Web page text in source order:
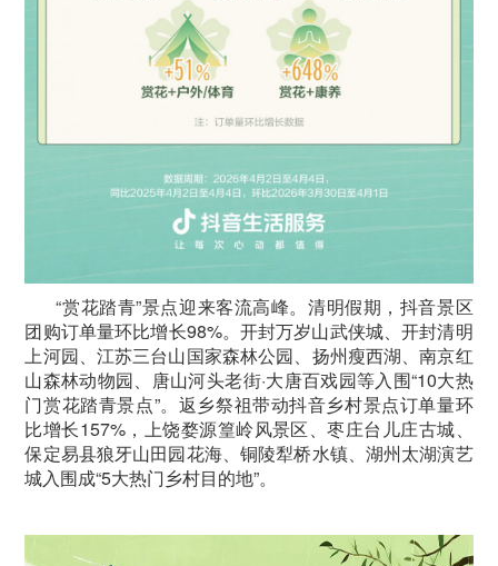
“赏花踏青”景点迎来客流高峰。清明假期，抖音景区
团购订单量环比增长98%。开封万岁山武侠城、开封清明
上河园、江苏三台山国家森林公园、扬州瘦西湖、南京红
山森林动物园、唐山河头老街·大唐百戏园等入围“10大热
门赏花踏青景点”。返乡祭祖带动抖音乡村景点订单量环
比增长157%，上饶婺源篁岭风景区、枣庄台儿庄古城、
保定易县狼牙山田园花海、铜陵犁桥水镇、湖州太湖演艺
城入围成“5大热门乡村目的地”。